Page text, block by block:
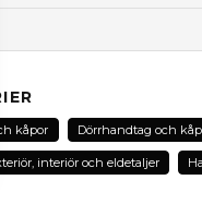
email
E-
kåpor Dörrhandtag och
interiör och eldetaljer